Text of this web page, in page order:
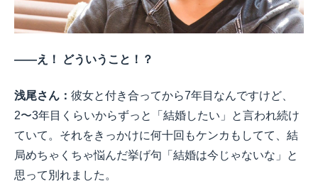
――え！ どういうこと！？
浅尾さん： 彼女と付き合ってから7年目なんですけど、
2〜3年目くらいからずっと「結婚したい」と言われ続け
ていて。それをきっかけに何十回もケンカもしてて、結
局めちゃくちゃ悩んだ挙げ句「結婚は今じゃないな」と
思って別れました。